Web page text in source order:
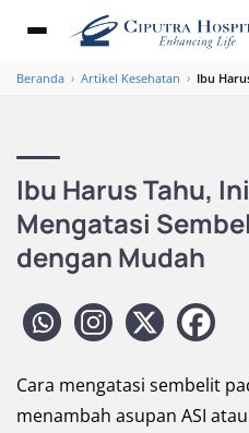
Beranda › Artikel Kesehatan › Ibu
Ibu Harus Tahu,
Mengatasi
dengan Mudah
Cara mengatasi sembelit
menambah asupan ASI